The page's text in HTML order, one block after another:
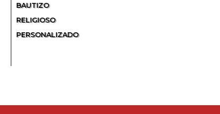
BAUTIZO
RELIGIOSO
PERSONALIZADO